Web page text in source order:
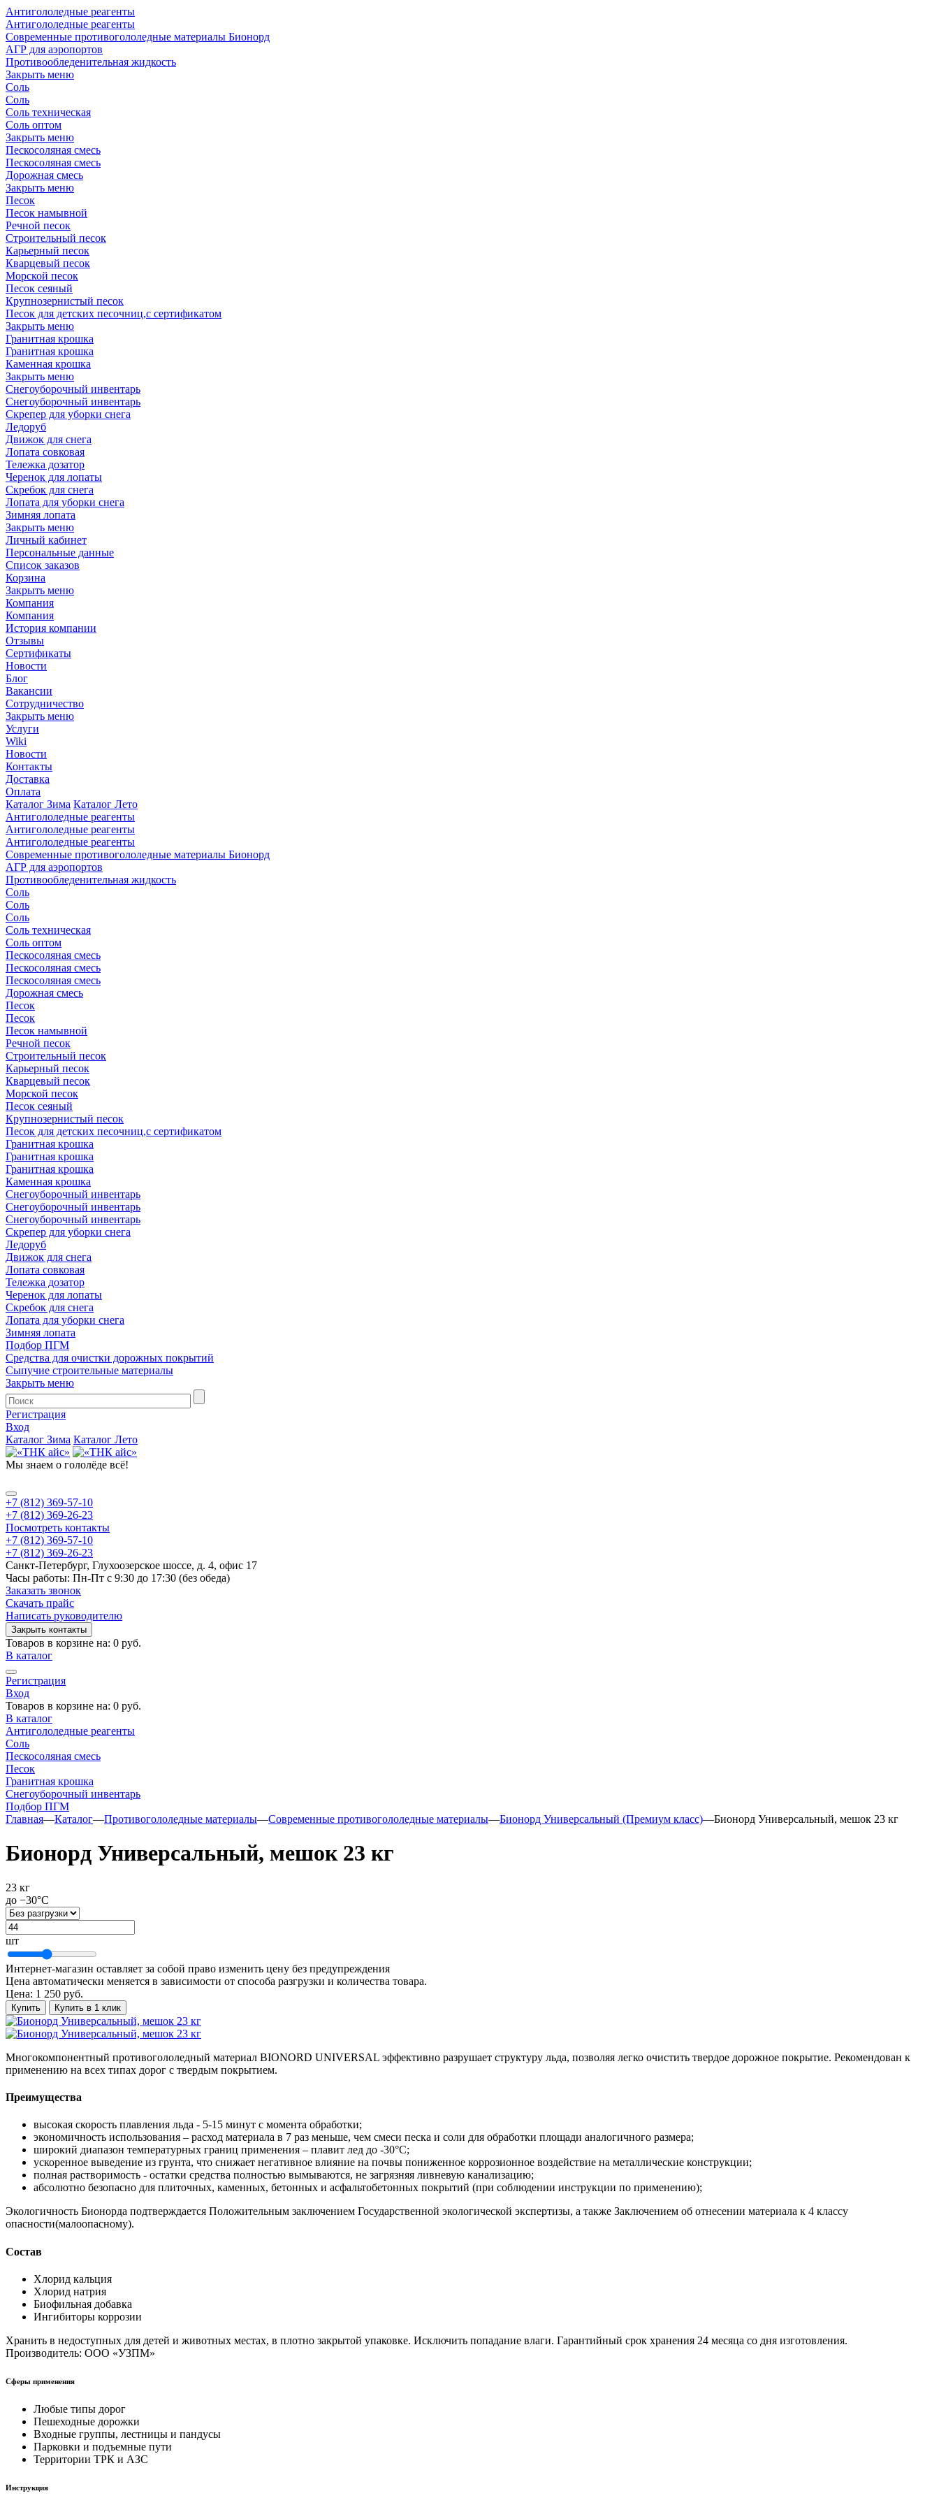
Антигололедные реагенты
Антигололедные реагенты
Современные противогололедные материалы Бионорд
АГР для аэропортов
Противообледенительная жидкость
Закрыть меню
Соль
Соль
Соль техническая
Соль оптом
Закрыть меню
Пескосоляная смесь
Пескосоляная смесь
Дорожная смесь
Закрыть меню
Песок
Песок намывной
Речной песок
Строительный песок
Карьерный песок
Кварцевый песок
Морской песок
Песок сеяный
Крупнозернистый песок
Песок для детских песочниц,с сертификатом
Закрыть меню
Гранитная крошка
Гранитная крошка
Каменная крошка
Закрыть меню
Cнегоуборочный инвентарь
Снегоуборочный инвентарь
Скрепер для уборки снега
Ледоруб
Движок для снега
Лопата совковая
Тележка дозатор
Черенок для лопаты
Скребок для снега
Лопата для уборки снега
Зимняя лопата
Закрыть меню
Личный кабинет
Персональные данные
Список заказов
Корзина
Закрыть меню
Компания
Компания
История компании
Отзывы
Сертификаты
Новости
Блог
Вакансии
Сотрудничество
Закрыть меню
Услуги
Wiki
Новости
Контакты
Доставка
Оплата
Каталог Зима Каталог Лето
Антигололедные реагенты
Антигололедные реагенты
Антигололедные реагенты
Современные противогололедные материалы Бионорд
АГР для аэропортов
Противообледенительная жидкость
Соль
Соль
Соль
Соль техническая
Соль оптом
Пескосоляная смесь
Пескосоляная смесь
Пескосоляная смесь
Дорожная смесь
Песок
Песок
Песок намывной
Речной песок
Строительный песок
Карьерный песок
Кварцевый песок
Морской песок
Песок сеяный
Крупнозернистый песок
Песок для детских песочниц,с сертификатом
Гранитная крошка
Гранитная крошка
Гранитная крошка
Каменная крошка
Cнегоуборочный инвентарь
Cнегоуборочный инвентарь
Снегоуборочный инвентарь
Скрепер для уборки снега
Ледоруб
Движок для снега
Лопата совковая
Тележка дозатор
Черенок для лопаты
Скребок для снега
Лопата для уборки снега
Зимняя лопата
Подбор ПГМ
Средства для очистки дорожных покрытий
Сыпучие строительные материалы
Закрыть меню
Регистрация
Вход
Каталог Зима Каталог Лето
Мы знаем о гололёде всё!
+7 (812) 369-57-10
+7 (812) 369-26-23
Посмотреть контакты
+7 (812) 369-57-10
+7 (812) 369-26-23
Санкт-Петербург, Глухоозерское шоссе, д. 4, офис 17
Часы работы: Пн-Пт с 9:30 до 17:30 (без обеда)
Заказать звонок
Скачать прайс
Написать руководителю
Закрыть контакты
Товаров в корзине на: 0 руб.
В каталог
Регистрация
Вход
Товаров в корзине на: 0 руб.
В каталог
Антигололедные реагенты
Соль
Пескосоляная смесь
Песок
Гранитная крошка
Cнегоуборочный инвентарь
Подбор ПГМ
Главная—Каталог—Противогололедные материалы—Современные противогололедные материалы—Бионорд Универсальный (Премиум класс)—Бионорд Универсальный, мешок 23 кг
Бионорд Универсальный, мешок 23 кг
23 кг
до −30°C
шт
Интернет-магазин оставляет за собой право изменить цену без предупреждения
Цена автоматически меняется в зависимости от способа разгрузки и количества товара.
Цена: 1 250 руб.
Купить Купить в 1 клик
Многокомпонентный противогололедный материал BIONORD UNIVERSAL эффективно разрушает структуру льда, позволяя легко очистить твердое дорожное покрытие. Рекомендован к
применению на всех типах дорог с твердым покрытием.
Преимущества
высокая скорость плавления льда - 5-15 минут с момента обработки;
экономичность использования – расход материала в 7 раз меньше, чем смеси песка и соли для обработки площади аналогичного размера;
широкий диапазон температурных границ применения – плавит лед до -30°С;
ускоренное выведение из грунта, что снижает негативное влияние на почвы пониженное коррозионное воздействие на металлические конструкции;
полная растворимость - остатки средства полностью вымываются, не загрязняя ливневую канализацию;
абсолютно безопасно для плиточных, каменных, бетонных и асфальтобетонных покрытий (при соблюдении инструкции по применению);
Экологичность Бионорда подтверждается Положительным заключением Государственной экологической экспертизы, а также Заключением об отнесении материала к 4 классу
опасности(малоопасному).
Состав
Хлорид кальция
Хлорид натрия
Биофильная добавка
Ингибиторы коррозии
Хранить в недоступных для детей и животных местах, в плотно закрытой упаковке. Исключить попадание влаги. Гарантийный срок хранения 24 месяца со дня изготовления.
Производитель: ООО «УЗПМ»
Сферы применения
Любые типы дорог
Пешеходные дорожки
Входные группы, лестницы и пандусы
Парковки и подъемные пути
Территории ТРК и АЗС
Инструкция